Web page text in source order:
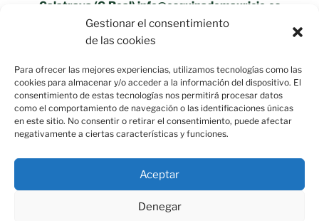
Gestionar el consentimiento
de las cookies
Para ofrecer las mejores experiencias, utilizamos tecnologías como las
cookies para almacenar y/o acceder a la información del dispositivo. El
consentimiento de estas tecnologías nos permitirá procesar datos
como el comportamiento de navegación o las identificaciones únicas
en este sitio. No consentir o retirar el consentimiento, puede afectar
negativamente a ciertas características y funciones.
Aceptar
Denegar
Calatrava (C.Real) info@esquinademauricio.es
«Aviso Legal»